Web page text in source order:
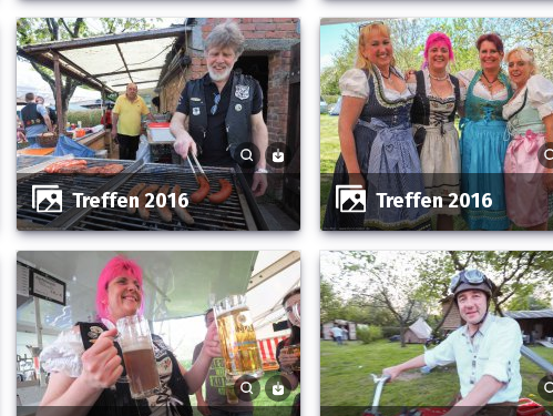
Treffen 2016 Treffen 2016